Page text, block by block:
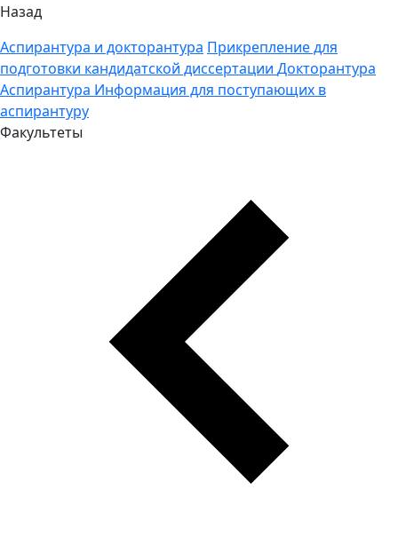
Назад
Аспирантура и докторантура Прикрепление для
подготовки кандидатской диссертации Докторантура
Аспирантура Информация для поступающих в
аспирантуру
Факультеты